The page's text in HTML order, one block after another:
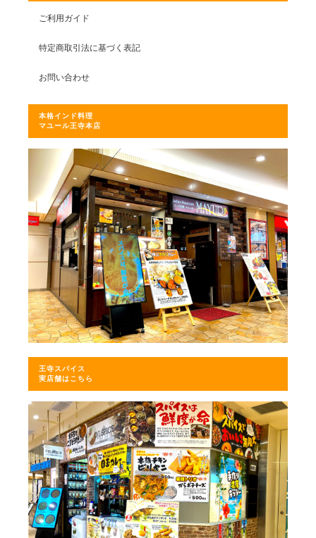
ご利用ガイド
特定商取引法に基づく表記
お問い合わせ
本格インド料理
マユール王寺本店
王寺スパイス
実店舗はこちら